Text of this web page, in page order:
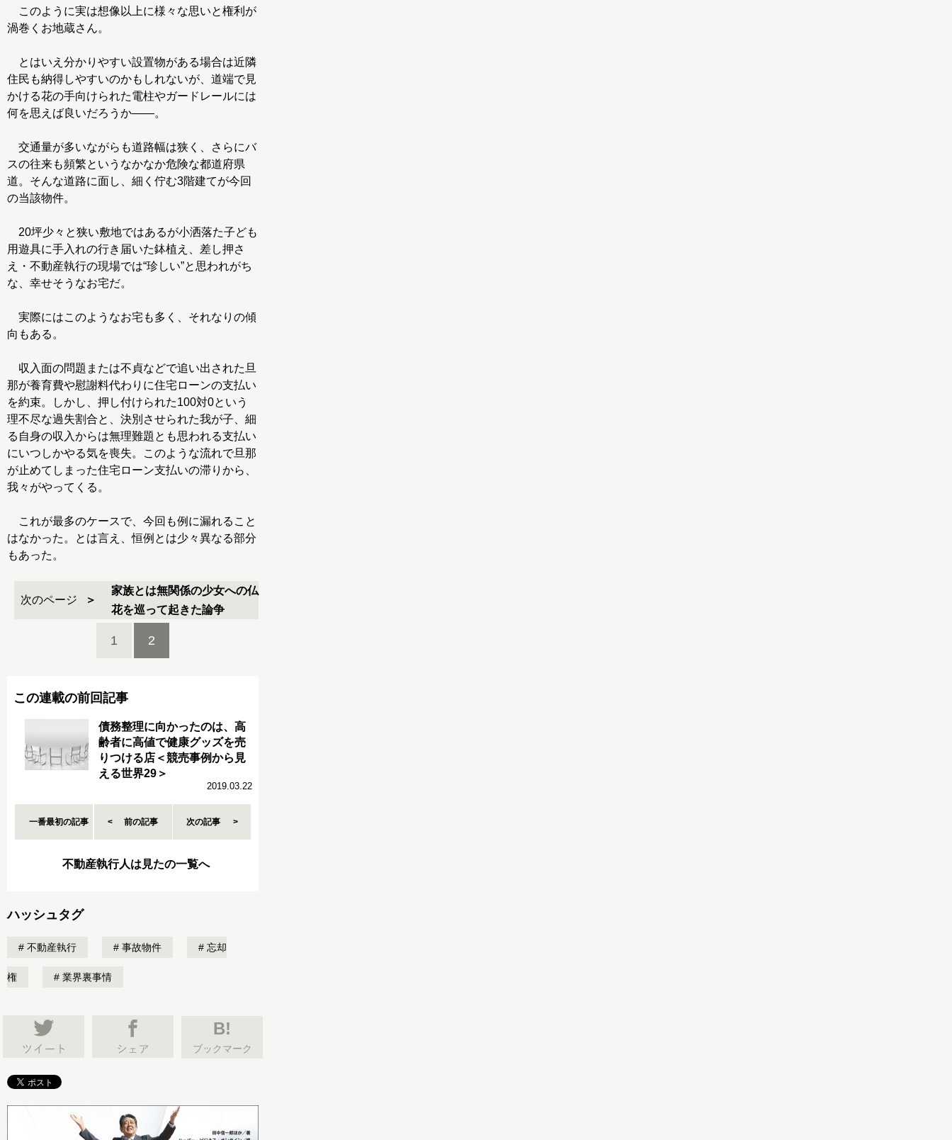
このように実は想像以上に様々な思いと権利が
渦巻くお地蔵さん。
とはいえ分かりやすい設置物がある場合は近隣
住民も納得しやすいのかもしれないが、道端で見
かける花の手向けられた電柱やガードレールには
何を思えば良いだろうか――。
交通量が多いながらも道路幅は狭く、さらにバ
スの往来も頻繁というなかなか危険な都道府県
道。そんな道路に面し、細く佇む3階建てが今回
の当該物件。
20坪少々と狭い敷地ではあるが小洒落た子ども
用遊具に手入れの行き届いた鉢植え、差し押さ
え・不動産執行の現場では“珍しい”と思われがち
な、幸せそうなお宅だ。
実際にはこのようなお宅も多く、それなりの傾
向もある。
収入面の問題または不貞などで追い出された旦
那が養育費や慰謝料代わりに住宅ローンの支払い
を約束。しかし、押し付けられた100対0という
理不尽な過失割合と、決別させられた我が子、細
る自身の収入からは無理難題とも思われる支払い
にいつしかやる気を喪失。このような流れで旦那
が止めてしまった住宅ローン支払いの滞りから、
我々がやってくる。
これが最多のケースで、今回も例に漏れること
はなかった。とは言え、恒例とは少々異なる部分
もあった。
次のページ
家族とは無関係の少女への仏
花を巡って起きた論争
1 2
この連載の前回記事
債務整理に向かったのは、高
齢者に高値で健康グッズを売
りつける店＜競売事例から見
える世界29＞
2019.03.22
一番最初の記事 前の記事 次の記事
不動産執行人は見たの一覧へ
ハッシュタグ
不動産執行 事故物件 忘却
権 業界裏事情
B!
ブックマーク